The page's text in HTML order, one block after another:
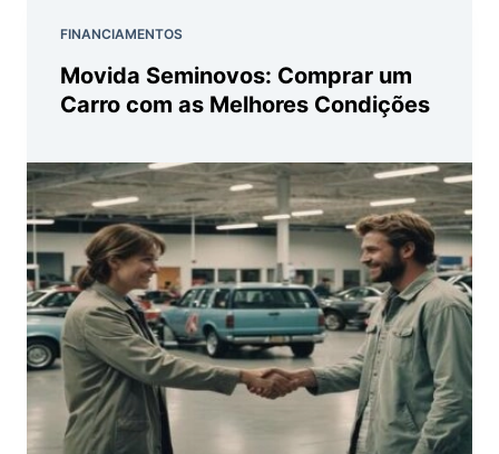
FINANCIAMENTOS
Movida Seminovos: Comprar um
Carro com as Melhores Condições